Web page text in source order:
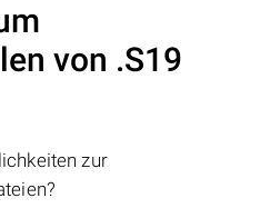
von .S19
zur